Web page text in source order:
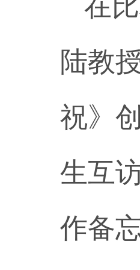
在
陆教
祝》
生互
作备